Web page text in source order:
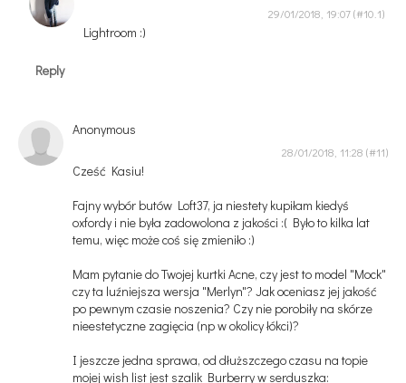
29/01/2018, 19:07
Lightroom :)
Reply
Anonymous
28/01/2018, 11:28
Cześć Kasiu!
Fajny wybór butów Loft37, ja niestety kupiłam kiedyś
oxfordy i nie była zadowolona z jakości :( Było to kilka lat
temu, więc może coś się zmieniło :)
Mam pytanie do Twojej kurtki Acne, czy jest to model "Mock"
czy ta luźniejsza wersja "Merlyn"? Jak oceniasz jej jakość
po pewnym czasie noszenia? Czy nie porobiły na skórze
nieestetyczne zagięcia (np w okolicy łókci)?
I jeszcze jedna sprawa, od dłuższczego czasu na topie
mojej wish list jest szalik Burberry w serduszka: